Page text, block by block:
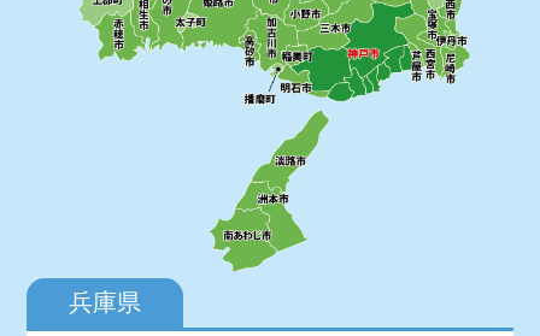
兵庫県